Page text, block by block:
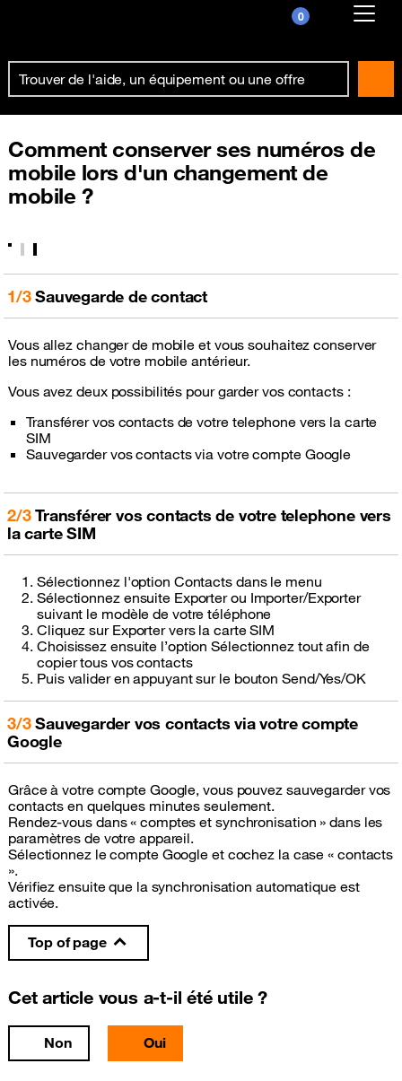
0
Already customer ?
Comment conserver ses numéros de
mobile lors d'un changement de
mobile ?
1/3Sauvegarde de contact
Vous allez changer de mobile et vous souhaitez conserver
les numéros de votre mobile antérieur.
Vous avez deux possibilités pour garder vos contacts :
Transférer vos contacts de votre telephone vers la carte
SIM
Sauvegarder vos contacts via votre compte Google
2/3Transférer vos contacts de votre telephone vers
la carte SIM
Sélectionnez l'option Contacts dans le menu
Sélectionnez ensuite Exporter ou Importer/Exporter
suivant le modèle de votre téléphone
Cliquez sur Exporter vers la carte SIM
Choisissez ensuite l’option Sélectionnez tout afin de
copier tous vos contacts
Puis valider en appuyant sur le bouton Send/Yes/OK
3/3Sauvegarder vos contacts via votre compte
Google
Grâce à votre compte Google, vous pouvez sauvegarder vos
contacts en quelques minutes seulement.
Rendez-vous dans « comptes et synchronisation » dans les
paramètres de votre appareil.
Sélectionnez le compte Google et cochez la case « contacts
».
Vérifiez ensuite que la synchronisation automatique est
activée.
Top of page
Cet article vous a-t-il été utile ?
Non Oui